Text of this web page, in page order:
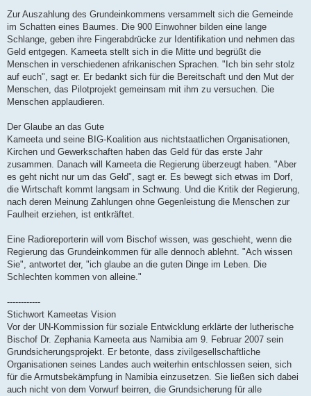
Zur Auszahlung des Grundeinkommens versammelt sich die Gemeinde
im Schatten eines Baumes. Die 900 Einwohner bilden eine lange
Schlange, geben ihre Fingerabdrücke zur Identifikation und nehmen das
Geld entgegen. Kameeta stellt sich in die Mitte und begrüßt die
Menschen in verschiedenen afrikanischen Sprachen. "Ich bin sehr stolz
auf euch", sagt er. Er bedankt sich für die Bereitschaft und den Mut der
Menschen, das Pilotprojekt gemeinsam mit ihm zu versuchen. Die
Menschen applaudieren.
Der Glaube an das Gute
Kameeta und seine BIG-Koalition aus nichtstaatlichen Organisationen,
Kirchen und Gewerkschaften haben das Geld für das erste Jahr
zusammen. Danach will Kameeta die Regierung überzeugt haben. "Aber
es geht nicht nur um das Geld", sagt er. Es bewegt sich etwas im Dorf,
die Wirtschaft kommt langsam in Schwung. Und die Kritik der Regierung,
nach deren Meinung Zahlungen ohne Gegenleistung die Menschen zur
Faulheit erziehen, ist entkräftet.
Eine Radioreporterin will vom Bischof wissen, was geschieht, wenn die
Regierung das Grundeinkommen für alle dennoch ablehnt. "Ach wissen
Sie", antwortet der, "ich glaube an die guten Dinge im Leben. Die
Schlechten kommen von alleine."
------------
Stichwort Kameetas Vision
Vor der UN-Kommission für soziale Entwicklung erklärte der lutherische
Bischof Dr. Zephania Kameeta aus Namibia am 9. Februar 2007 sein
Grundsicherungsprojekt. Er betonte, dass zivilgesellschaftliche
Organisationen seines Landes auch weiterhin entschlossen seien, sich
für die Armutsbekämpfung in Namibia einzusetzen. Sie ließen sich dabei
auch nicht von dem Vorwurf beirren, die Grundsicherung für alle